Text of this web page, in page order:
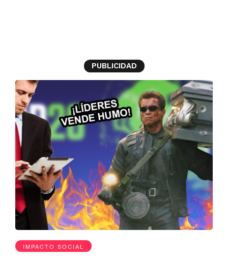
PUBLICIDAD
IMPACTO SOCIAL